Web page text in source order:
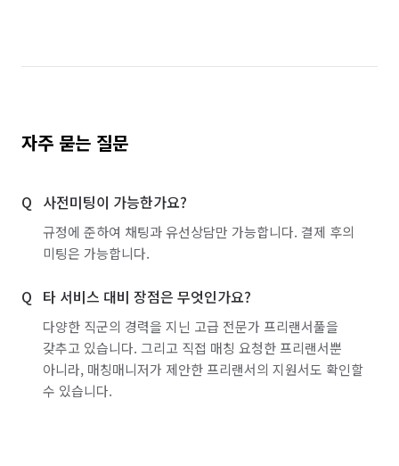
자주 묻는 질문
사전미팅이 가능한가요?
규정에 준하여 채팅과 유선상담만 가능합니다. 결제 후의
미팅은 가능합니다.
타 서비스 대비 장점은 무엇인가요?
다양한 직군의 경력을 지닌 고급 전문가 프리랜서풀을
갖추고 있습니다. 그리고 직접 매칭 요청한 프리랜서뿐
아니라, 매칭매니저가 제안한 프리랜서의 지원서도 확인할
수 있습니다.